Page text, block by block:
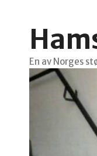
En av Norges